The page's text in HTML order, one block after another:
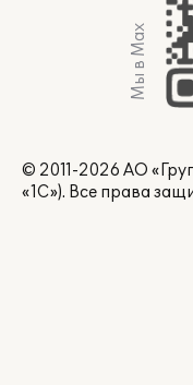
Мы в Max
© 2011-2026 АО
«1С»). Все права